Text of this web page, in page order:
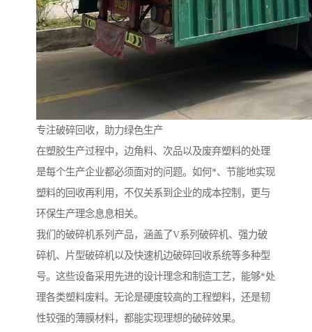
专注破碎回收，助力绿色生产
在塑胶生产过程中，边角料、次品以及废弃塑料的处理
是每个生产企业都必须面对的问题。如何*、节能地实现
塑料的回收再利用，不仅关系到企业的成本控制，更与
环保生产理念息息相关。
我们的破碎机系列产品，涵盖了V系列破碎机、强力破
碎机、片型破碎机以及快速机边破碎回收系统等多种型
号。这些设备采用先进的设计理念和制造工艺，能够*处
理各类塑料废料。无论是硬度较高的工程塑料，还是韧
性较强的薄膜材料，都能实现理想的破碎效果。